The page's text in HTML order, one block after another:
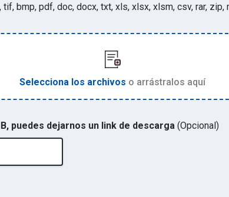
tif, bmp, pdf, doc, docx, txt, xls, xlsx, xlsm, csv, rar, zip,
Selecciona los archivos o arrástralos aquí
puedes dejarnos un link de descarga (Opcional)